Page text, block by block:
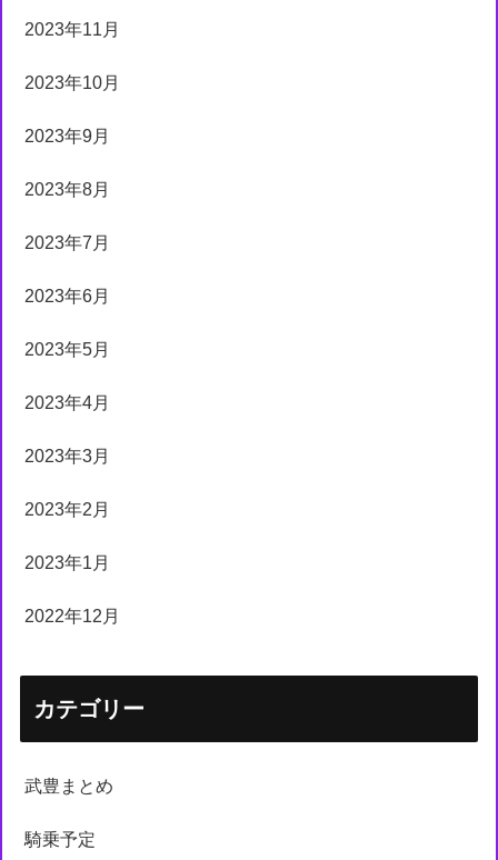
2023年11月
2023年10月
2023年9月
2023年8月
2023年7月
2023年6月
2023年5月
2023年4月
2023年3月
2023年2月
2023年1月
2022年12月
カテゴリー
武豊まとめ
騎乗予定